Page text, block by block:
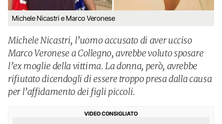
Michele Nicastri e Marco Veronese
Michele Nicastri, l’uomo accusato di aver ucciso
Marco Veronese a Collegno, avrebbe voluto sposare
l’ex moglie della vittima. La donna, però, avrebbe
rifiutato dicendogli di essere troppo presa dalla causa
per l’affidamento dei figli piccoli.
VIDEO CONSIGLIATO